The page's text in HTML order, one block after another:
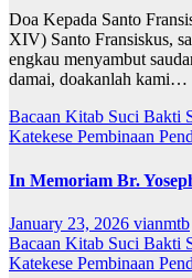
Doa Kepada Santo
XIV) Santo Fransiskus,
engkau menyambut
damai, doakanlah kami…
Bacaan Kitab Suci Bakti
Katekese Pembinaan
In Memoriam Br.
January 23, 2026 vianmtb
Bacaan Kitab Suci Bakti
Katekese Pembinaan